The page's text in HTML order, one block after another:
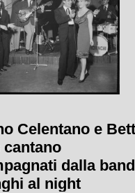
Celentano e
dalla
al night